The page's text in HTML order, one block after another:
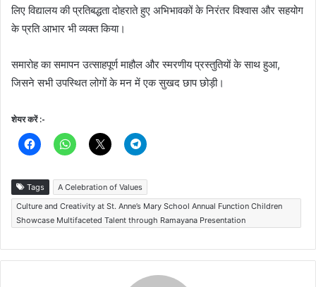
लिए विद्यालय की प्रतिबद्धता दोहराते हुए अभिभावकों के निरंतर विश्वास और सहयोग
के प्रति आभार भी व्यक्त किया।
समारोह का समापन उत्साहपूर्ण माहौल और स्मरणीय प्रस्तुतियों के साथ हुआ,
जिसने सभी उपस्थित लोगों के मन में एक सुखद छाप छोड़ी।
शेयर करें :-
Tags
A Celebration of Values
Culture and Creativity at St. Anne’s Mary School Annual Function Children
Showcase Multifaceted Talent through Ramayana Presentation